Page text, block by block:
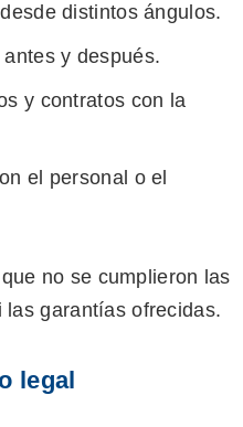
distintos ángulos.
y después.
y contratos con la
el personal o el
no se cumplieron las
garantías ofrecidas.
legal